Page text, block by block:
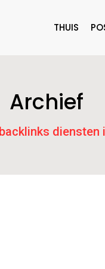
THUIS
Archief
diensten